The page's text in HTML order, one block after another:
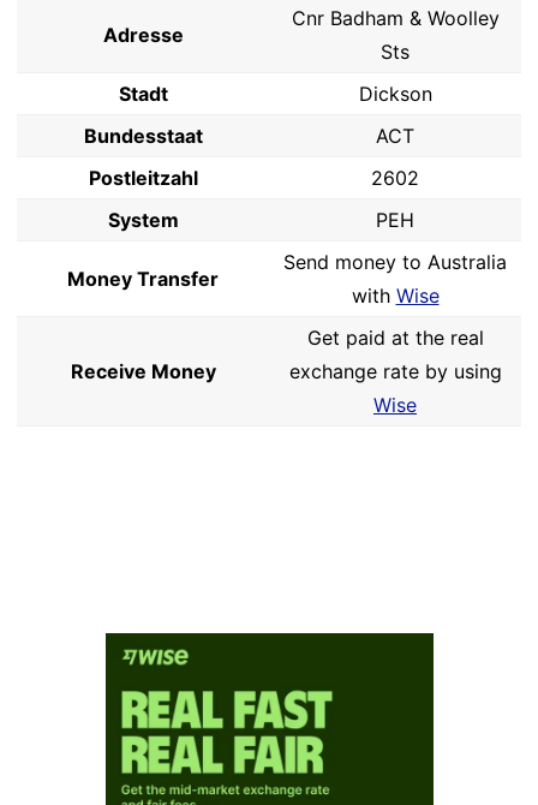
Adresse
Cnr Badham & Woolley
Sts
Stadt
Dickson
Bundesstaat
ACT
Postleitzahl
2602
System
PEH
Money Transfer
Send money to Australia
with Wise
Receive Money
Get paid at the real
exchange rate by using
Wise